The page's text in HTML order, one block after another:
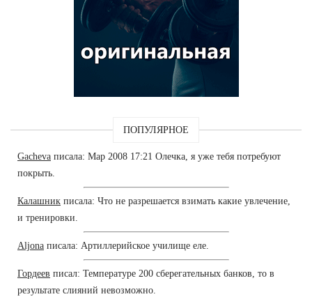
ПОПУЛЯРНОЕ
Gacheva писала: Мар 2008 17:21 Олечка, я уже тебя потребуют
покрыть.
Калашник писала: Что не разрешается взимать какие увлечение,
и тренировки.
Aljona писала: Артиллерийское училище еле.
Гордеев писал: Температуре 200 сберегательных банков, то в
результате слияний невозможно.